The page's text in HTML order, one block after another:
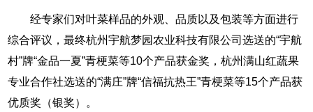
经专家们对叶菜样品的外观、品质以及包装等方面进行
综合评议，最终杭州宇航梦园农业科技有限公司选送的“宇航
村”牌“金品一夏”青梗菜等10个产品获金奖，杭州满山红蔬果
专业合作社选送的“满庄”牌“信福抗热王”青梗菜等15个产品获
优质奖（银奖）。